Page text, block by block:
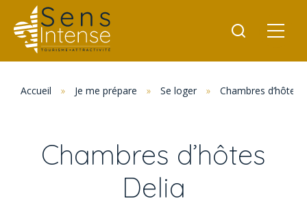
Accueil » Je me prépare » Se loger » Chambres d’hôtes
Chambres d’hôtes
Delia